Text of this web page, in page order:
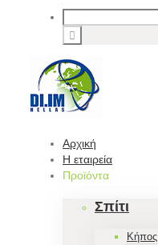
Αρχική
Η εταιρεία
Προϊόντα
Σπίτι
Κήπος